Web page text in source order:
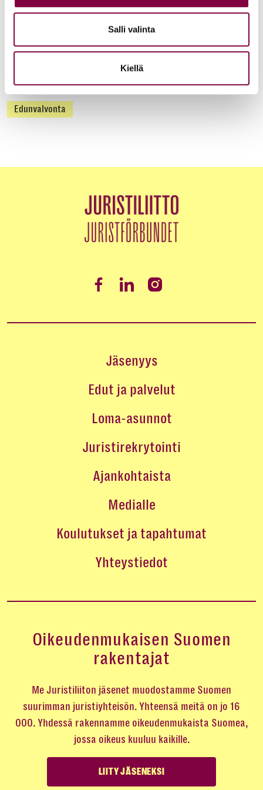
Salli valinta
Kiellä
Uutiset
Akava, SAK ja STTK: Palkkavarmuus vahvistaa
kokonaisturvallisuutta
Edunvalvonta
Jäsenyys
Edut ja palvelut
Loma-asunnot
Juristirekrytointi
Ajankohtaista
Medialle
Koulutukset ja tapahtumat
Yhteystiedot
Oikeudenmukaisen Suomen
rakentajat
Me Juristiliiton jäsenet muodostamme Suomen
suurimman juristiyhteisön. Yhteensä meitä on jo 16
000. Yhdessä rakennamme oikeudenmukaista Suomea,
jossa oikeus kuuluu kaikille.
LIITY JÄSENEKSI